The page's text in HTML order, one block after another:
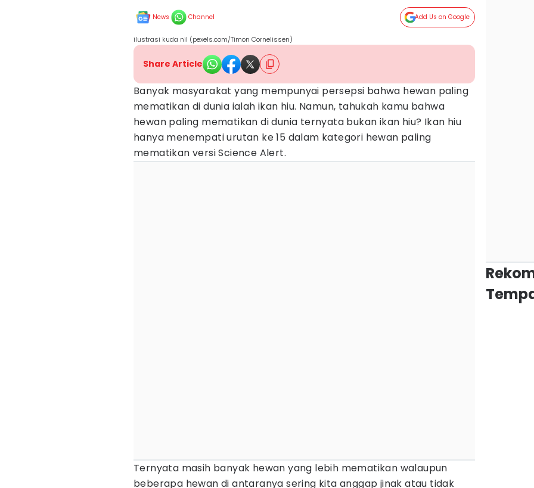
News Channel Add Us on Google
ilustrasi kuda nil (pexels.com/Timon Cornelissen)
Share Article
Banyak masyarakat yang mempunyai persepsi bahwa hewan paling
mematikan di dunia ialah ikan hiu. Namun, tahukah kamu bahwa
hewan paling mematikan di dunia ternyata bukan ikan hiu? Ikan hiu
hanya menempati urutan ke 15 dalam kategori hewan paling
mematikan versi Science Alert.
Ternyata masih banyak hewan yang lebih mematikan walaupun
beberapa hewan di antaranya sering kita anggap jinak atau tidak